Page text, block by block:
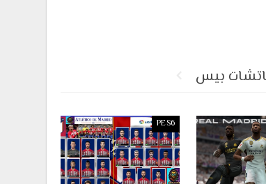
بيس
PES6